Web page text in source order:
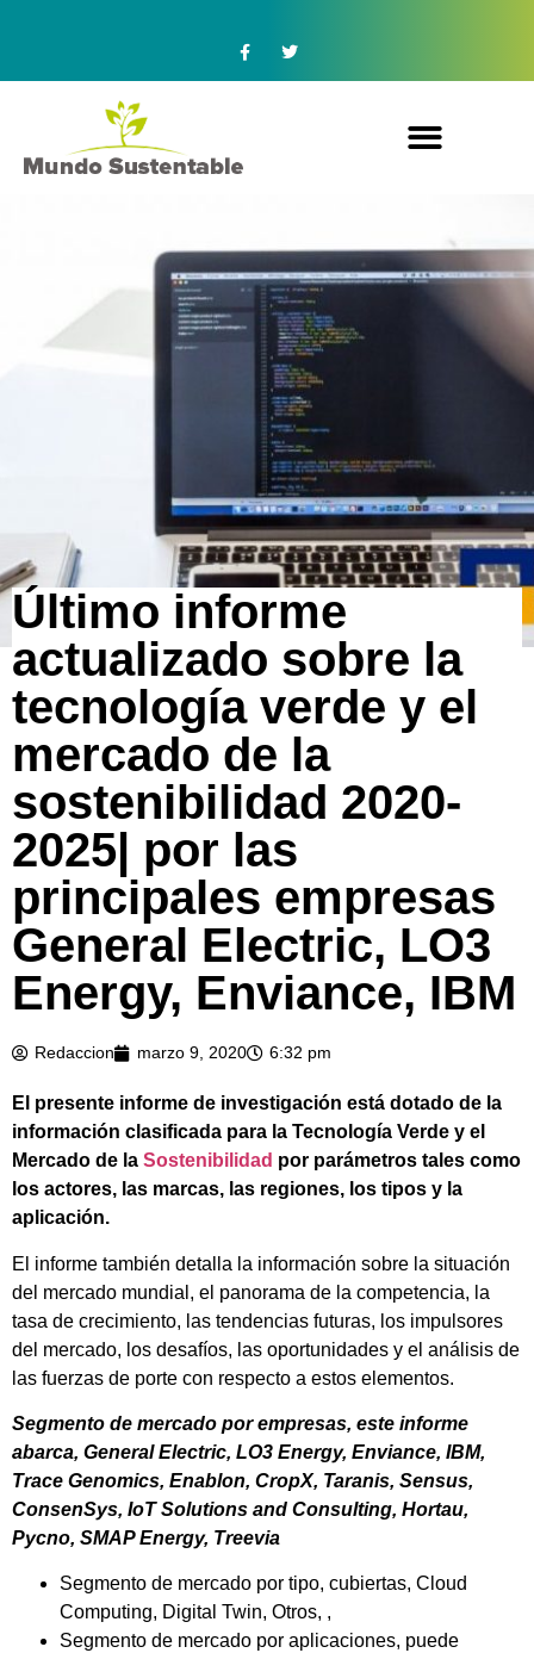
Último informe
actualizado sobre la
tecnología verde y el
mercado de la
sostenibilidad 2020-
2025| por las
principales empresas
General Electric, LO3
Energy, Enviance, IBM
Redaccion marzo 9, 2020 6:32 pm
El presente informe de investigación está dotado de la
información clasificada para la Tecnología Verde y el
Mercado de la Sostenibilidad por parámetros tales como
los actores, las marcas, las regiones, los tipos y la
aplicación.
El informe también detalla la información sobre la situación
del mercado mundial, el panorama de la competencia, la
tasa de crecimiento, las tendencias futuras, los impulsores
del mercado, los desafíos, las oportunidades y el análisis de
las fuerzas de porte con respecto a estos elementos.
Segmento de mercado por empresas, este informe
abarca, General Electric, LO3 Energy, Enviance, IBM,
Trace Genomics, Enablon, CropX, Taranis, Sensus,
ConsenSys, IoT Solutions and Consulting, Hortau,
Pycno, SMAP Energy, Treevia
Segmento de mercado por tipo, cubiertas, Cloud
Computing, Digital Twin, Otros, ,
Segmento de mercado por aplicaciones, puede